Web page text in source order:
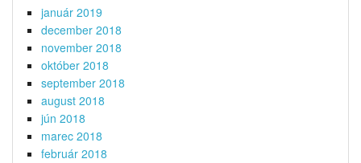
január 2019
december 2018
november 2018
október 2018
september 2018
august 2018
jún 2018
marec 2018
február 2018